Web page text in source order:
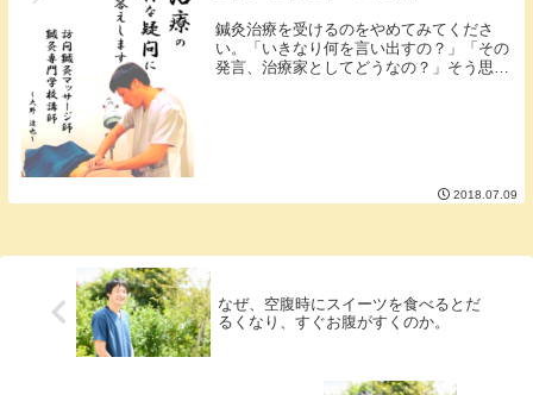
鍼灸治療を受けるのをやめてみてくださ
い。「いきなり何を言い出すの？」「その
発言、治療家としてどうなの？」そう思わ
2018.07.09
なぜ、空腹時にスイーツを食べるとだ
るくなり、すぐお腹がすくのか。